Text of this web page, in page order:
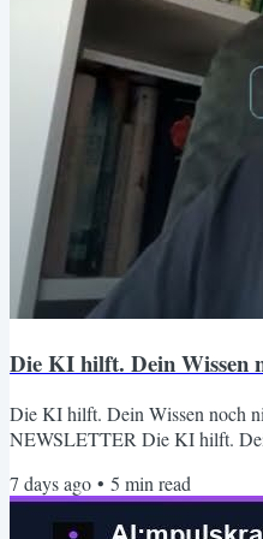
Die KI hilft. Dein Wissen
Die KI hilft. Dein Wissen noch
NEWSLETTER Die KI hilft.
bei jedem Gespräch neu
7 days ago • 5 min read